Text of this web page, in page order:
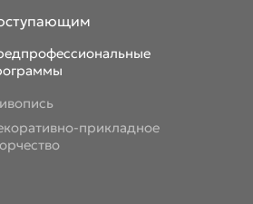
прикладное